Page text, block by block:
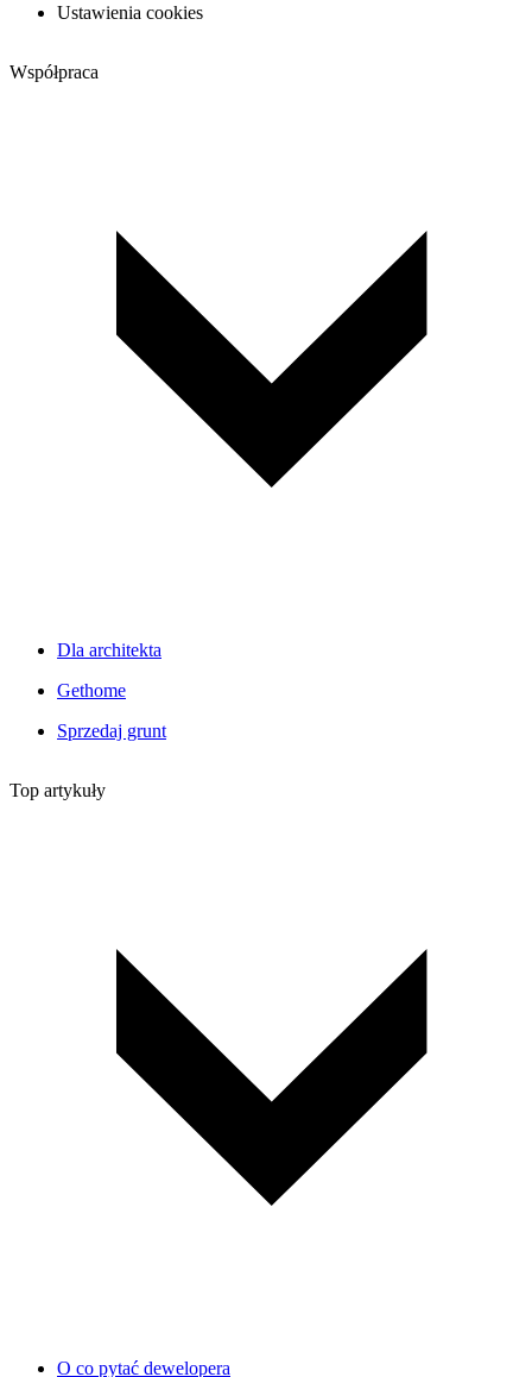
Ustawienia cookies
Współpraca
Dla architekta
Gethome
Sprzedaj grunt
Top artykuły
O co pytać dewelopera